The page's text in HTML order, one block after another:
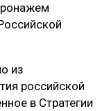
из
российской
в Стратегии